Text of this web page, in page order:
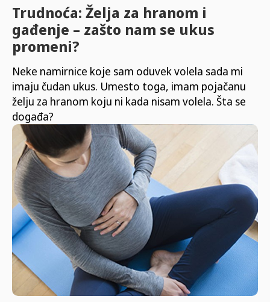
Trudnoća: Želja za hranom i
gađenje – zašto nam se ukus
promeni?
Neke namirnice koje sam oduvek volela sada mi
imaju čudan ukus. Umesto toga, imam pojačanu
želju za hranom koju ni­ kada nisam volela. Šta se
događa?